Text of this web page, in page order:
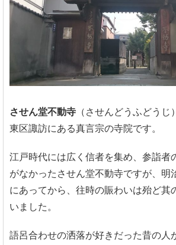
させん堂不動寺 （させんどうふどう
東区諏訪にある真言宗の寺院です。
江戸時代には広く信者を集め、参詣者
がなかったさせん堂不動寺ですが、明
にあってから、往時の賑わいは殆ど其
いました。
語呂合わせの洒落が好きだった昔の人